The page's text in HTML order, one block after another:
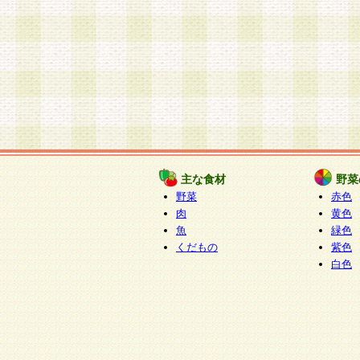
主な食材
野菜
肉
魚
くだもの
野
赤色
黄色
緑色
紫色
白色